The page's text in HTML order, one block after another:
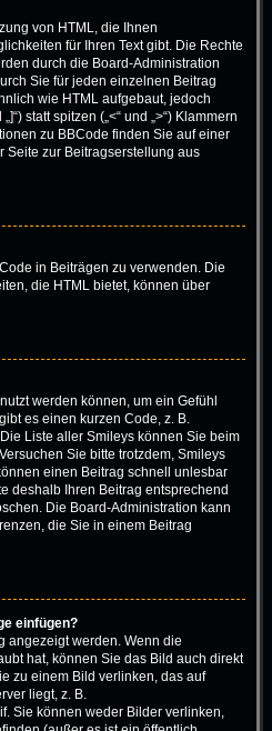
von HTML, die Ihnen
für Ihren Text gibt. Die Rechte
durch die Board-Administration
Sie für jeden einzelnen Beitrag
wie HTML aufgebaut, jedoch
statt spitzen („<“ und „>“) Klammern
zu BBCode finden Sie auf einer
Seite zur Beitragserstellung aus
in Beiträgen zu verwenden. Die
die HTML bietet, können über
werden können, um ein Gefühl
es einen kurzen Code, z. B.
Liste aller Smileys können Sie beim
Sie bitte trotzdem, Smileys
einen Beitrag schnell unlesbar
deshalb Ihren Beitrag entsprechend
Die Board-Administration kann
die Sie in einem Beitrag
einfügen?
angezeigt werden. Wenn die
hat, können Sie das Bild auch direkt
zu einem Bild verlinken, das auf
liegt, z. B.
Sie können weder Bilder verlinken,